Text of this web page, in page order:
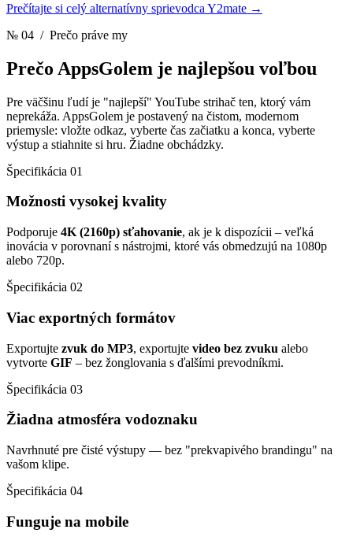
Prečítajte si celý alternatívny sprievodca Y2mate →
№ 04 / Prečo práve my
Prečo AppsGolem je najlepšou voľbou
Pre väčšinu ľudí je "najlepší" YouTube strihač ten, ktorý vám
neprekáža. AppsGolem je postavený na čistom, modernom
priemysle: vložte odkaz, vyberte čas začiatku a konca, vyberte
výstup a stiahnite si hru. Žiadne obchádzky.
Špecifikácia 01
Možnosti vysokej kvality
Podporuje 4K (2160p) sťahovanie, ak je k dispozícii – veľká
inovácia v porovnaní s nástrojmi, ktoré vás obmedzujú na 1080p
alebo 720p.
Špecifikácia 02
Viac exportných formátov
Exportujte zvuk do MP3, exportujte video bez zvuku alebo
vytvorte GIF – bez žonglovania s ďalšími prevodníkmi.
Špecifikácia 03
Žiadna atmosféra vodoznaku
Navrhnuté pre čisté výstupy — bez "prekvapivého brandingu" na
vašom klipe.
Špecifikácia 04
Funguje na mobile